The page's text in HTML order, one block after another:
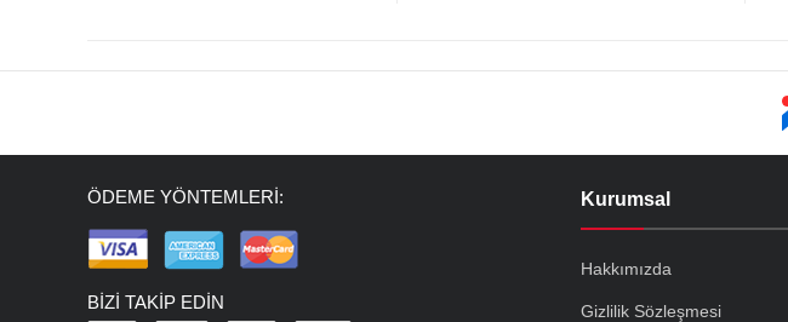
ÖDEME YÖNTEMLERİ:
BİZİ TAKİP EDİN
Kurumsal
Hakkımızda
Gizlilik Sözleşmesi